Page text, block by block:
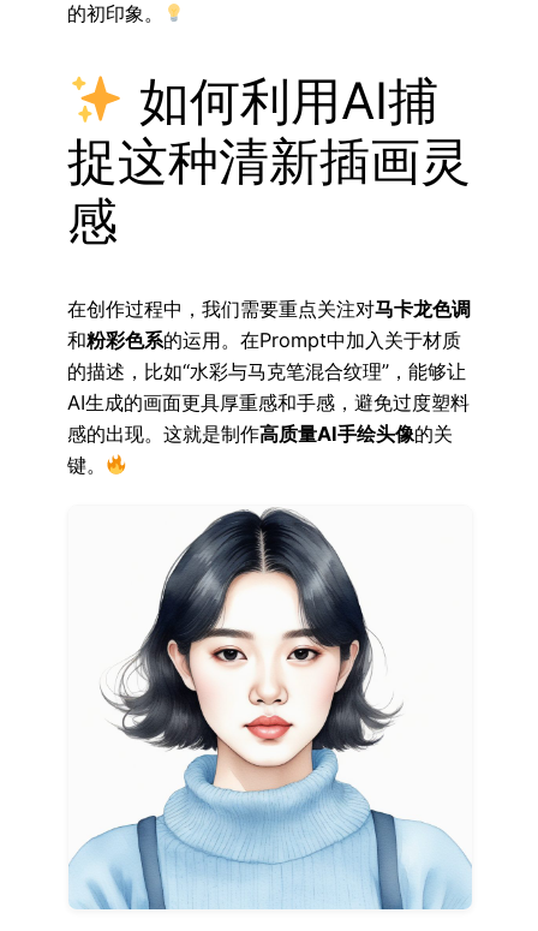
的初印象。
如何利用AI捕
捉这种清新插画灵
感
在创作过程中，我们需要重点关注对马卡龙色调
和粉彩色系的运用。在Prompt中加入关于材质
的描述，比如“水彩与马克笔混合纹理”，能够让
AI生成的画面更具厚重感和手感，避免过度塑料
感的出现。这就是制作高质量AI手绘头像的关
键。